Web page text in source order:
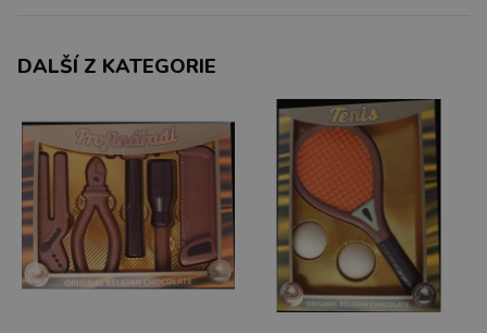
DALŠÍ Z KATEGORIE